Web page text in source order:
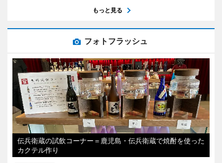
もっと見る
フォトフラッシュ
伝兵衛蔵の試飲コーナー＝鹿児島・伝兵衛蔵で焼酎を使った
カクテル作り